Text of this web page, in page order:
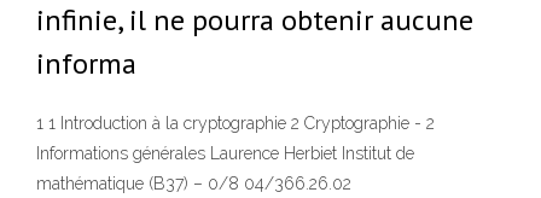
infinie, il ne pourra obtenir aucune
informa
1 1 Introduction à la cryptographie 2 Cryptographie - 2
Informations générales Laurence Herbiet Institut de
mathématique (B37) – 0/8 04/366.26.02